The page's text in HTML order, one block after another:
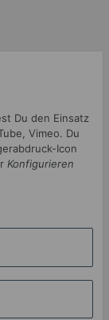
Du den Einsatz
Vimeo. Du
Icon
Konfigurieren